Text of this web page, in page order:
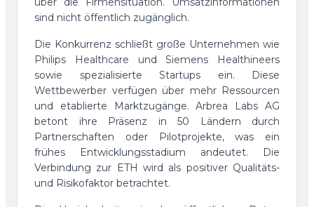
sind nicht öffentlich zugänglich.
Die Konkurrenz schließt große Unternehmen wie
Philips Healthcare und Siemens Healthineers
sowie spezialisierte Startups ein. Diese
Wettbewerber verfügen über mehr Ressourcen
und etablierte Marktzugänge. Arbrea Labs AG
betont ihre Präsenz in 50 Ländern durch
Partnerschaften oder Pilotprojekte, was ein
frühes Entwicklungsstadium andeutet. Die
Verbindung zur ETH wird als positiver Qualitäts-
und Risikofaktor betrachtet.